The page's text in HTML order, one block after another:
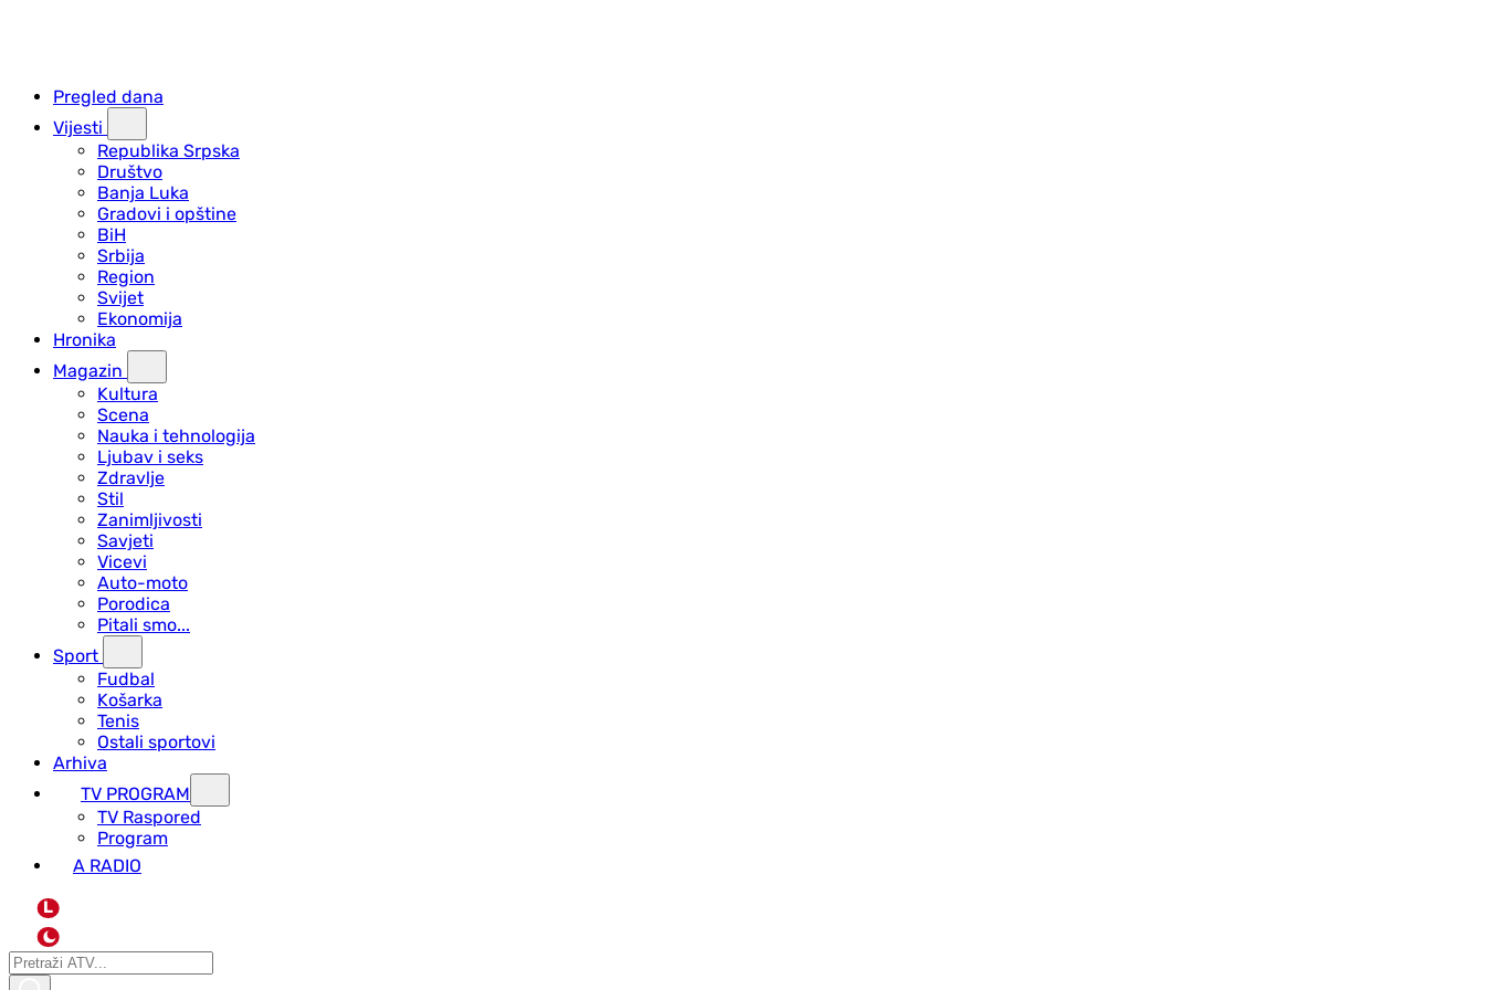
Pregled dana
Vijesti
Republika Srpska
Društvo
Banja Luka
Gradovi i opštine
BiH
Srbija
Region
Svijet
Ekonomija
Hronika
Magazin
Kultura
Scena
Nauka i tehnologija
Ljubav i seks
Zdravlje
Stil
Zanimljivosti
Savjeti
Vicevi
Auto-moto
Porodica
Pitali smo...
Sport
Fudbal
Košarka
Tenis
Ostali sportovi
Arhiva
TV PROGRAM
ТV Raspored
Program
A RADIO
L